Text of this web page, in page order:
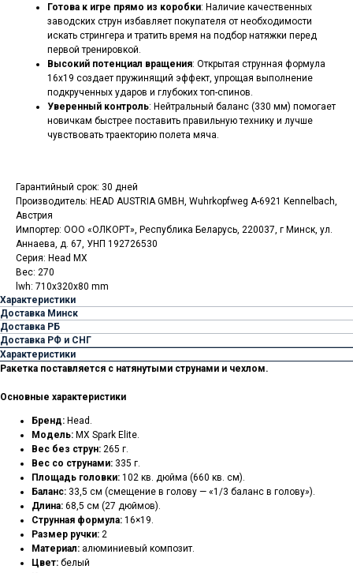
Готова к игре прямо из коробки: Наличие качественных
заводских струн избавляет покупателя от необходимости
искать стрингера и тратить время на подбор натяжки перед
первой тренировкой.
Высокий потенциал вращения: Открытая струнная формула
16x19 создает пружинящий эффект, упрощая выполнение
подкрученных ударов и глубоких топ-спинов.
Уверенный контроль: Нейтральный баланс (330 мм) помогает
новичкам быстрее поставить правильную технику и лучше
чувствовать траекторию полета мяча.
Гарантийный срок: 30 дней
Производитель: HEAD AUSTRIA GMBH, Wuhrkopfweg A-6921 Kennelbach,
Австрия
Импортер: ООО «ОЛКОРТ», Республика Беларусь, 220037, г Минск, ул.
Аннаева, д. 67, УНП 192726530
Серия: Head MX
Вес: 270
lwh: 710x320x80 mm
Характеристики
Доставка Минск
Доставка РБ
Доставка РФ и СНГ
Характеристики
Ракетка поставляется с натянутыми струнами и чехлом.
Основные характеристики
Бренд: Head.
Модель: MX Spark Elite.
Вес без струн: 265 г.
Вес со струнами: 335 г.
Площадь головки: 102 кв. дюйма (660 кв. см).
Баланс: 33,5 см (смещение в голову — «1/3 баланс в голову»).
Длина: 68,5 см (27 дюймов).
Струнная формула: 16×19.
Размер ручки: 2
Материал: алюминиевый композит.
Цвет: белый